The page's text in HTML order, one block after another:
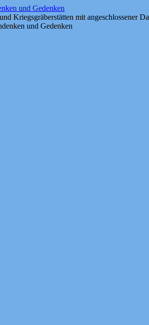
und Gedenken
Kriegsgräberstätten mit angeschlossener